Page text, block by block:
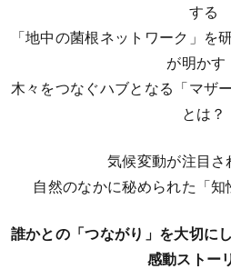
する
「地中の菌根ネットワーク」を
が明かす
木々をつなぐハブとなる「マザ
とは？
気候変動が注目さ
自然のなかに秘められた「知
誰かとの「つながり」を大切に
感動ストー